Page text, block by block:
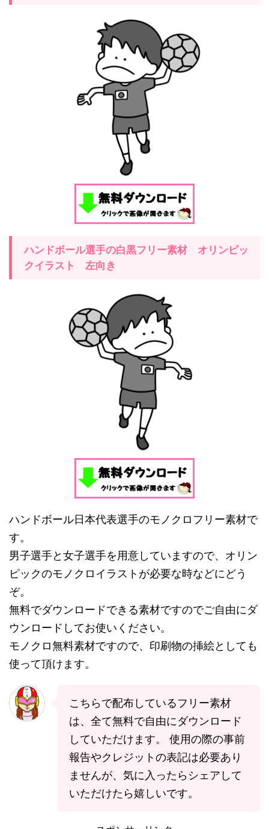
ハンドボール選手の白黒フリー素材 オリンピッ
クイラスト 左向き
ハンドボール日本代表選手のモノクロフリー素材で
す。
男子選手と女子選手を用意していますので、オリン
ピックのモノクロイラストが必要な時などにどう
ぞ。
無料でダウンロードできる素材ですのでご自由にダ
ウンロードしてお使いください。
モノクロ無料素材ですので、印刷物の挿絵としても
使って頂けます。
こちらで配布しているフリー素材
は、全て無料で自由にダウンロード
していただけます。 使用の際の事前
報告やクレジットの表記は必要あり
ませんが、気に入ったらシェアして
いただけたら嬉しいです。